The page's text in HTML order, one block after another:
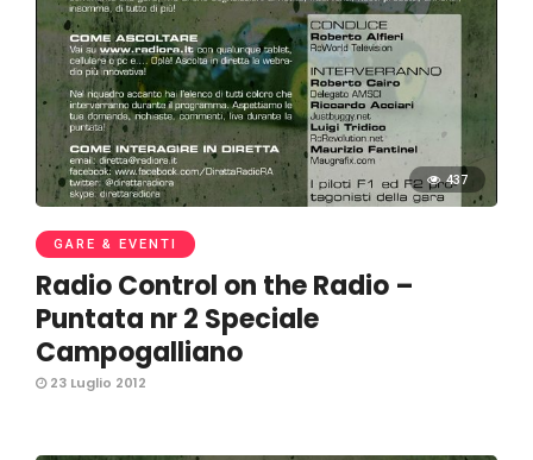
437
GARE & EVENTI
Radio Control on the Radio –
Puntata nr 2 Speciale
Campogalliano
23 Luglio 2012